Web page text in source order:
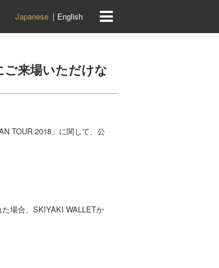
Japanese English
ご来場いただけな
TOUR 2018」に関して、公
場合、SKIYAKI WALLETか